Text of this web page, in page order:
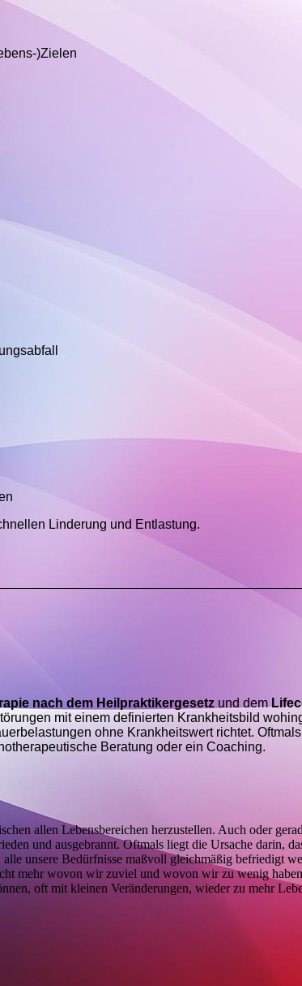
)Zielen
Linderung und Entlastung.
nach dem Heilpraktikergesetz und dem
mit einem definierten Krankheitsbild
ohne Krankheitswert richtet.
Beratung oder ein Coaching.
allen Lebensbereichen herzustellen. Auch oder
und ausgebrannt. Oftmals liegt die Ursache darin,
alle unsere Bedürfnisse maßvoll gleichmäßig befriedigt
mehr wovon wir zuviel und wovon wir zu wenig
oft mit kleinen Veränderungen, wieder zu mehr